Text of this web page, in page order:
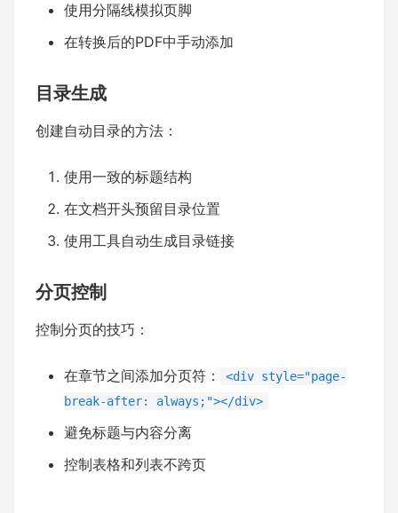
使用分隔线模拟页脚
在转换后的PDF中手动添加
目录生成
创建自动目录的方法：
使用一致的标题结构
在文档开头预留目录位置
使用工具自动生成目录链接
分页控制
控制分页的技巧：
在章节之间添加分页符：
<div style="page-
break-after: always;"></div>
避免标题与内容分离
控制表格和列表不跨页